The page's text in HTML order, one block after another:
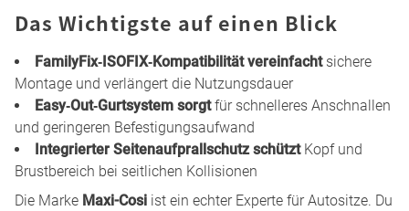
Das Wichtigste auf einen Blick
FamilyFix‑ISOFIX‑Kompatibilität vereinfachtsichere
Montage und verlängert die Nutzungsdauer
Easy‑Out‑Gurtsystem sorgtfür schnelleres Anschnallen
und geringeren Befestigungsaufwand
Integrierter Seitenaufprallschutz schütztKopf und
Brustbereich bei seitlichen Kollisionen
Die Marke Maxi-Cosi ist ein echter Experte für Autositze. Du